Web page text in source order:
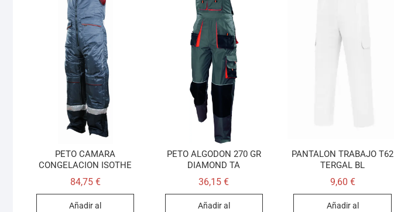
PETO CAMARA
CONGELACION ISOTHE
84,75 €
Añadir al
PETO ALGODON 270 GR
DIAMOND TA
36,15€
Añadir al
PANTALON TRABAJO T62
TERGAL BL
9,60 €
Añadir al